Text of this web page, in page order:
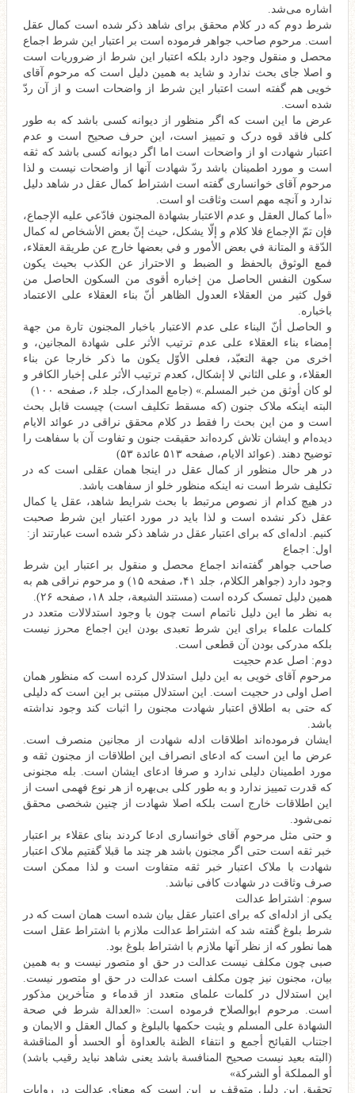
اشاره می‌شد.
شرط دوم که در کلام محقق برای شاهد ذکر شده است کمال عقل
است. مرحوم صاحب جواهر فرموده است بر اعتبار این شرط اجماع
محصل و منقول وجود دارد بلکه اعتبار این شرط از ضروریات است
و اصلا جای بحث ندارد و شاید به همین دلیل است که مرحوم آقای
خویی هم گفته است اعتبار این شرط از واضحات است و از آن ردّ
شده است.
عرض ما این است که اگر منظور از دیوانه کسی باشد که به طور
کلی فاقد قوه درک و تمییز است، این حرف صحیح است و عدم
اعتبار شهادت او از واضحات است اما اگر دیوانه کسی باشد که ثقه
است و مورد اطمینان باشد ردّ شهادت آنها از واضحات نیست و لذا
مرحوم آقای خوانساری گفته است اشتراط کمال عقل در شاهد دلیل
ندارد و آنچه مهم است وثاقت او است.
«أما كمال العقل و عدم الاعتبار بشهادة المجنون فادّعي عليه الإجماع،
فإن تمّ الإجماع فلا كلام و إلّا يشكل، حيث إنّ بعض الأشخاص له كمال
الدّقة و المتانة في بعض الأمور و في بعضها خارج عن طريقة العقلاء،
فمع الوثوق بالحفظ و الضبط و الاحتراز عن الكذب بحيث يكون
سكون النفس الحاصل من إخباره أقوى من السكون الحاصل من
قول كثير من العقلاء العدول الظاهر أنّ بناء العقلاء على الاعتماد
باخباره.
و الحاصل أنّ البناء على عدم الاعتبار باخبار المجنون تارة من جهة
إمضاء بناء العقلاء على عدم ترتيب الأثر على شهادة المجانين، و
اخرى من جهة التعبّد، فعلى الأوّل يكون ما ذكر خارجا عن بناء
العقلاء، و على الثاني لا إشكال، كعدم ترتيب الأثر على إخبار الكافر و
لو كان أوثق من خبر المسلم.» (جامع المدارک، جلد ۶، صفحه ۱۰۰)
البته اینکه ملاک جنون (که مسقط تکلیف است) چیست قابل بحث
است و من این بحث را فقط در کلام محقق نراقی در عوائد الایام
دیده‌ام و ایشان تلاش کرده‌اند حقیقت جنون و تفاوت آن با سفاهت را
توضیح دهند. (عوائد الایام، صفحه ۵۱۳ عائدة ۵۳)
در هر حال منظور از کمال عقل در اینجا همان عقلی است که در
تکلیف شرط است نه اینکه منظور خلو از سفاهت باشد.
در هیچ کدام از نصوص مرتبط با بحث شرایط شاهد، عقل یا کمال
عقل ذکر نشده است و لذا باید در مورد اعتبار این شرط صحبت
کنیم. ادله‌ای که برای اعتبار عقل در شاهد ذکر شده است عبارتند از:
اول: اجماع
صاحب جواهر گفته‌اند اجماع محصل و منقول بر اعتبار این شرط
وجود دارد (جواهر الکلام، جلد ۴۱، صفحه ۱۵) و مرحوم نراقی هم به
همین دلیل تمسک کرده است (مستند الشیعة، جلد ۱۸، صفحه ۲۶).
به نظر ما این دلیل ناتمام است چون با وجود استدلالات متعدد در
کلمات علماء برای این شرط تعبدی بودن این اجماع محرز نیست
بلکه مدرکی بودن آن قطعی است.
دوم: اصل عدم حجیت
مرحوم آقای خویی به این دلیل استدلال کرده است که منظور همان
اصل اولی در حجیت است. این استدلال مبتنی بر این است که دلیلی
که حتی به اطلاق اعتبار شهادت مجنون را اثبات کند وجود نداشته
باشد.
ایشان فرموده‌اند اطلاقات ادله شهادت از مجانین منصرف است.
عرض ما این است که ادعای انصراف این اطلاقات از مجنون ثقه و
مورد اطمینان دلیلی ندارد و صرفا ادعای ایشان است. بله مجنونی
که قدرت تمییز ندارد و به طور کلی بی‌بهره از هر نوع فهمی است از
این اطلاقات خارج است بلکه اصلا شهادت از چنین شخصی محقق
نمی‌شود.
و حتی مثل مرحوم آقای خوانساری ادعا کردند بنای عقلاء بر اعتبار
خبر ثقه است حتی اگر مجنون باشد هر چند ما قبلا گفتیم ملاک اعتبار
شهادت با ملاک اعتبار خبر ثقه متفاوت است و لذا ممکن است
صرف وثاقت در شهادت کافی نباشد.
سوم: اشتراط عدالت
یکی از ادله‌ای که برای اعتبار عقل بیان شده است همان است که در
شرط بلوغ گفته شد که اشتراط عدالت ملازم با اشتراط عقل است
هما نطور که از نظر آنها ملازم با اشتراط بلوغ بود.
صبی چون مکلف نیست عدالت در حق او متصور نیست و به همین
بیان، مجنون نیز چون مکلف است عدالت در حق او متصور نیست.
این استدلال در کلمات علمای متعدد از قدماء و متأخرین مذکور
است. مرحوم ابوالصلاح فرموده است: «العدالة شرط في صحة
الشهادة على المسلم و يثبت حكمها بالبلوغ و كمال العقل و الايمان و
اجتناب القبائح أجمع و انتفاء الظنة بالعداوة أو الحسد أو المناقشة
(البته بعید نیست صحیح المنافسة باشد یعنی شاهد نباید رقیب باشد)
أو المملكة أو الشركة»
تحقیق این دلیل متوقف بر این است که معنای عدالت در روایات